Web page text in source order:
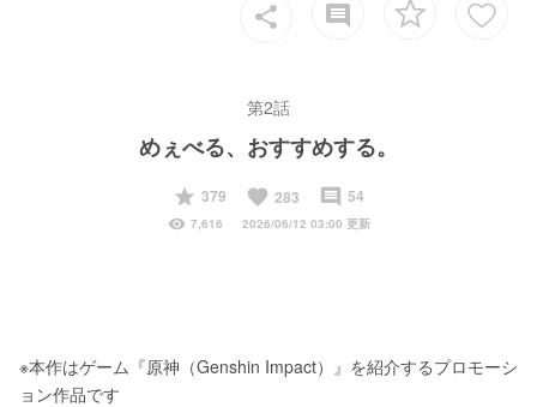
share insert_comment
第2話
めぇべる、おすすめする。
start
379 favorite 283 insert_comment 54
visibility 7,616 2026/06/12 03:00 更新
※本作はゲーム『原神（Genshin Impact）』を紹介するプロモーシ
ョン作品です